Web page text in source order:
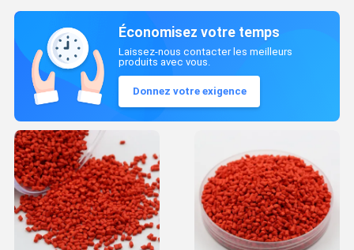
Économisez votre temps
Laissez-nous contacter les meilleurs
produits avec vous.
Donnez votre exigence